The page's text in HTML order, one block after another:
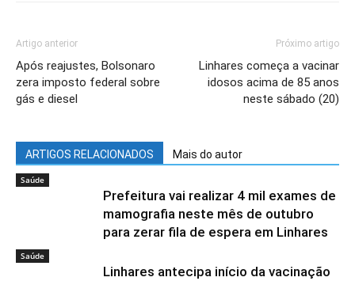
Artigo anterior
Após reajustes, Bolsonaro
zera imposto federal sobre
gás e diesel
Próximo artigo
Linhares começa a vacinar
idosos acima de 85 anos
neste sábado (20)
ARTIGOS RELACIONADOS Mais do autor
Saúde
Prefeitura vai realizar 4 mil exames de
mamografia neste mês de outubro
para zerar fila de espera em Linhares
Saúde
Linhares antecipa início da vacinação